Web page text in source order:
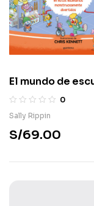
El mundo de
de monstruos 2 –
Oficios, prisas y
0
Sally Rippin
S/69.00